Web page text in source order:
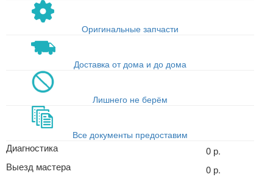
Оригинальные запчасти
Доставка от дома и до дома
Лишнего не берём
Все документы предоставим
Диагностика
0 р.
Выезд мастера
0 р.